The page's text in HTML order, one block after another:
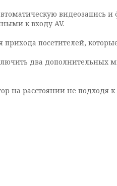
видеозапись
к входу AV.
посетителей,
два дополнительных
на расстоянии не подходя